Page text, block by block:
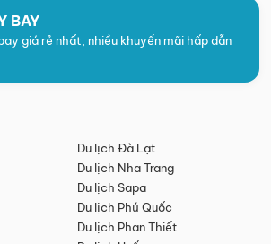
BAY
giá rẻ nhất, nhiều khuyến mãi hấp dẫn
Du lịch Đà Lạt
Du lịch Nha Trang
Du lịch Sapa
Du lịch Phú Quốc
Du lịch Phan Thiết